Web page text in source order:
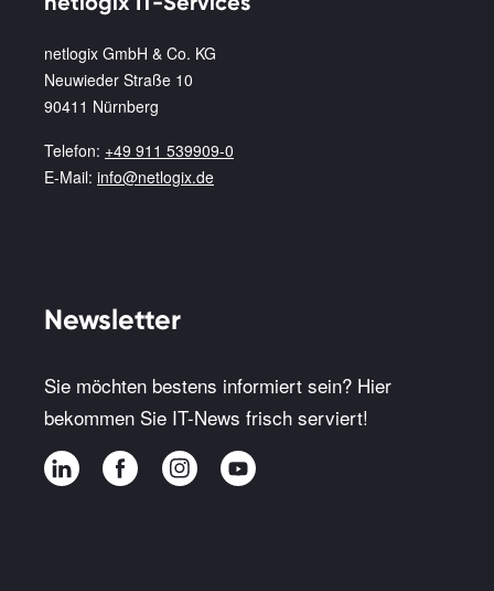
netlogix GmbH & Co. KG
Neuwieder Straße 10
90411 Nürnberg
Telefon: +49 911 539909-0
E-Mail: info@netlogix.de
Newsletter
Sie möchten bestens informiert sein? Hier
bekommen Sie IT-News frisch serviert!